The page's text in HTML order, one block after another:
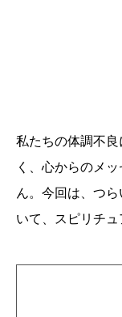
私たちの体調不
く、心からのメ
ん。今回は、つ
いて、スピリチュ